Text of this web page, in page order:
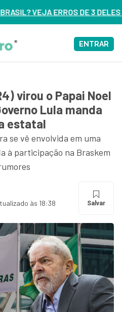
– ASSISTA AGORA
ENTRAR
virou o Papai Noel
Lula manda
estatal
se vê envolvida em uma
à participação na Braskem
às 18:38 Salvar